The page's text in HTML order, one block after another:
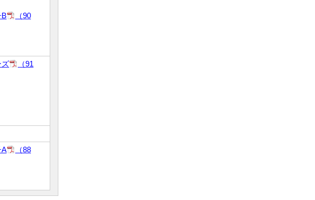
B
（90
ズ
（91
A
（88